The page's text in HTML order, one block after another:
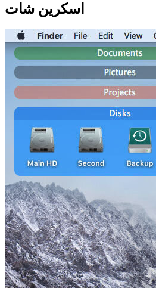
اسکرین شات